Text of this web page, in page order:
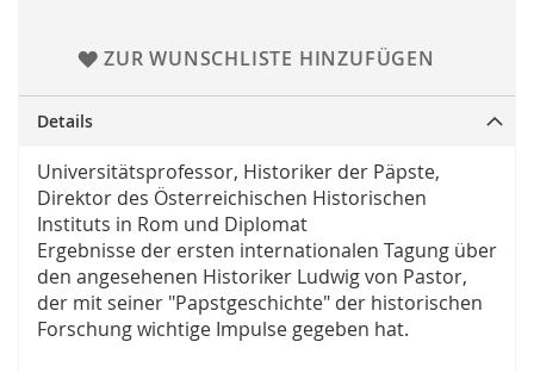
ZUR WUNSCHLISTE HINZUFÜGEN
Details
Universitätsprofessor, Historiker der Päpste,
Direktor des Österreichischen Historischen
Instituts in Rom und Diplomat
Ergebnisse der ersten internationalen Tagung über
den angesehenen Historiker Ludwig von Pastor,
der mit seiner "Papstgeschichte" der historischen
Forschung wichtige Impulse gegeben hat.